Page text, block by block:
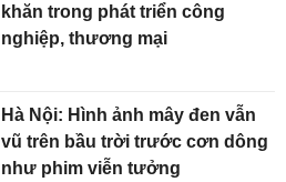
khăn trong phát triển công
nghiệp, thương mại
Hà Nội: Hình ảnh mây đen vẫn
vũ trên bầu trời trước cơn dông
như phim viễn tưởng